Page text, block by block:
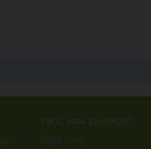
PROČ AMA ZAHRADA?